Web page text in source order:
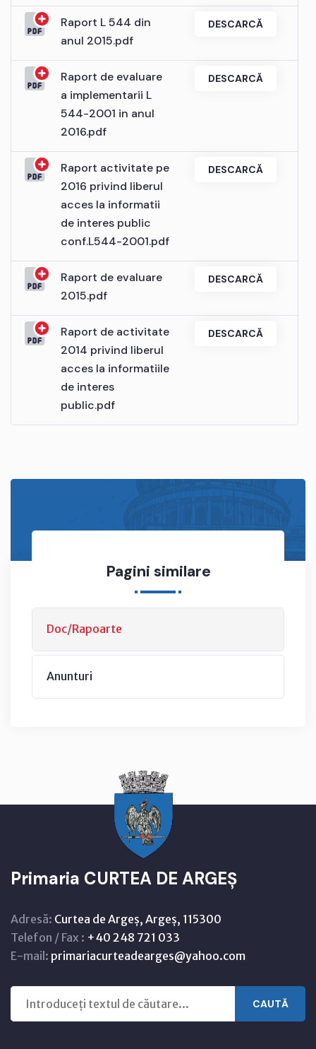
Raport L 544 din
anul 2015.pdf
DESCARCĂ
Raport de evaluare
a implementarii L
544-2001 in anul
2016.pdf
DESCARCĂ
Raport activitate pe
2016 privind liberul
acces la informatii
de interes public
conf.L544-2001.pdf
DESCARCĂ
Raport de evaluare
2015.pdf
DESCARCĂ
Raport de activitate
2014 privind liberul
acces la informatiile
de interes
public.pdf
DESCARCĂ
Pagini similare
Doc/Rapoarte
Anunturi
Primaria CURTEA DE ARGEȘ
Adresă: Curtea de Argeș, Argeș, 115300
Telefon / Fax : +40 248 721 033
E-mail: primariacurteadearges@yahoo.com
CAUTĂ